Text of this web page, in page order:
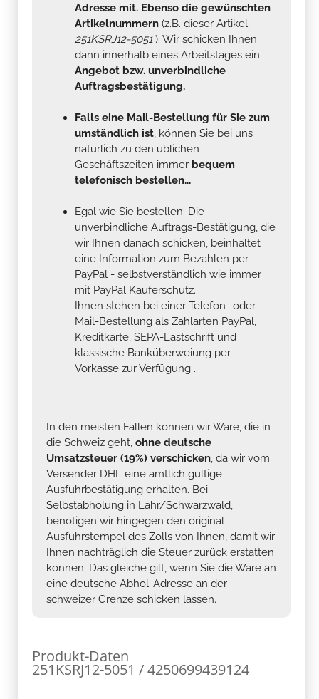
Adresse mit. Ebenso die gewünschten
Artikelnummern (z.B. dieser Artikel:
251KSRJ12-5051). Wir schicken Ihnen
dann innerhalb eines Arbeitstages ein
Angebot bzw. unverbindliche
Auftragsbestätigung.
Falls eine Mail-Bestellung für Sie zum
umständlich ist, können Sie bei uns
natürlich zu den üblichen
Geschäftszeiten immer bequem
telefonisch bestellen...
Egal wie Sie bestellen: Die
unverbindliche Auftrags-Bestätigung, die
wir Ihnen danach schicken, beinhaltet
eine Information zum Bezahlen per
PayPal - selbstverständlich wie immer
mit PayPal Käuferschutz...
Ihnen stehen bei einer Telefon- oder
Mail-Bestellung als Zahlarten PayPal,
Kreditkarte, SEPA-Lastschrift und
klassische Banküberweiung per
Vorkasse zur Verfügung .
In den meisten Fällen können wir Ware, die in
die Schweiz geht, ohne deutsche
Umsatzsteuer (19%) verschicken, da wir vom
Versender DHL eine amtlich gültige
Ausfuhrbestätigung erhalten. Bei
Selbstabholung in Lahr/Schwarzwald,
benötigen wir hingegen den original
Ausfuhrstempel des Zolls von Ihnen, damit wir
Ihnen nachträglich die Steuer zurück erstatten
können. Das gleiche gilt, wenn Sie die Ware an
eine deutsche Abhol-Adresse an der
schweizer Grenze schicken lassen.
Produkt-Daten
251KSRJ12-5051 / 4250699439124